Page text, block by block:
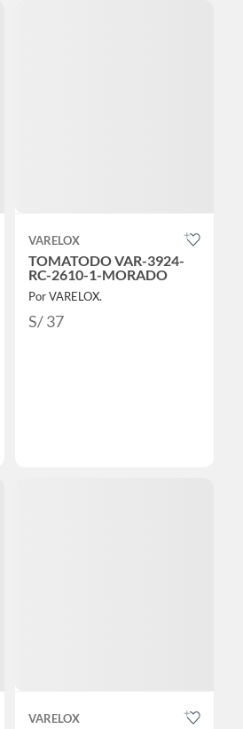
VARELOX
TOMATODO VAR-3924-
RC-2610-1-MORADO
Por VARELOX.
S/ 37
VARELOX